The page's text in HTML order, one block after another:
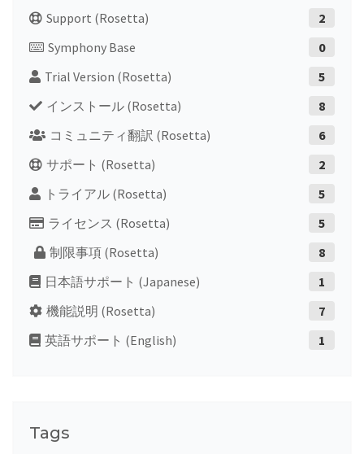
Support (Rosetta)
2
Symphony Base
0
Trial Version (Rosetta)
5
インストール (Rosetta)
8
コミュニティ翻訳 (Rosetta)
6
サポート (Rosetta)
2
トライアル (Rosetta)
5
ライセンス (Rosetta)
5
制限事項 (Rosetta)
8
日本語サポート (Japanese)
1
機能説明 (Rosetta)
7
英語サポート (English)
1
Tags